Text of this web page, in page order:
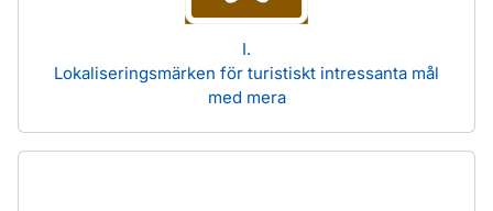
I.
Lokaliseringsmärken för turistiskt intressanta mål
med mera